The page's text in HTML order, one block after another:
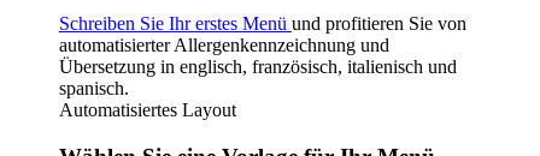
Schreiben Sie Ihr erstes Menü und profitieren Sie von
automatisierter Allergenkennzeichnung und
Übersetzung in englisch, französisch, italienisch und
spanisch.
Automatisiertes Layout